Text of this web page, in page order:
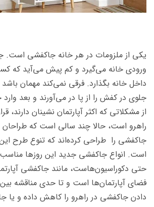
یکی از ملزومات در هر خانه جاکفشی است.
ورودی خانه می‌گیرد و کم پیش می‌آید که
داخل خانه بگذارد. فرقی نمی‌کند مهمان باشد
جلوی در کفش را از پا در می‌آورند و بعد
از مشکلاتی که اکثر آپارتمان نشینان دارند،
راهرو است، حالا چند سالی است که طراحان
جاکفشی را طراحی کرده‌اند که تنوع طرح
است. انواع جاکفشی جدید این روزها مناسب
حتی دکوراسیون‌هاست، مانند جاکفشی
فضای آپارتمان‌ها است و تا حدی مناقشه بین
دادن جاکفشی در راهرو را کاهش داده و یا